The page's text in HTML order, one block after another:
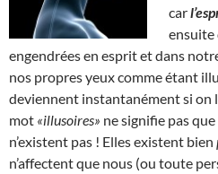
car
ensuite
engendrées en esprit et dans
nos propres yeux comme étant
deviennent instantanément si on
mot «illusoires» ne signifie pas
n’existent pas ! Elles existent bien
n’affectent que nous (ou toute